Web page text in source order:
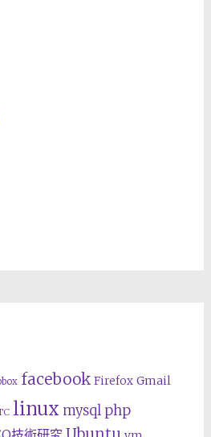
facebook Firefox Gmail
linux mysql php